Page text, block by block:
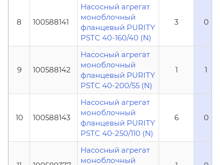
8 100588141
Насосный агрегат
моноблочный
фланцевый PURITY
PSTC 40-160/40 (N)
3 0
9 100588142
Насосный агрегат
моноблочный
фланцевый PURITY
PSTC 40-200/55 (N)
1 1
10 100588143
Насосный агрегат
моноблочный
фланцевый PURITY
PSTC 40-250/110 (N)
6 0
Насосный агрегат
моноблочный